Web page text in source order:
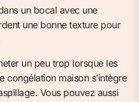
un bocal avec une
une bonne texture pour
un peu trop lorsque les
congélation maison s’intègre
Vous pouvez aussi